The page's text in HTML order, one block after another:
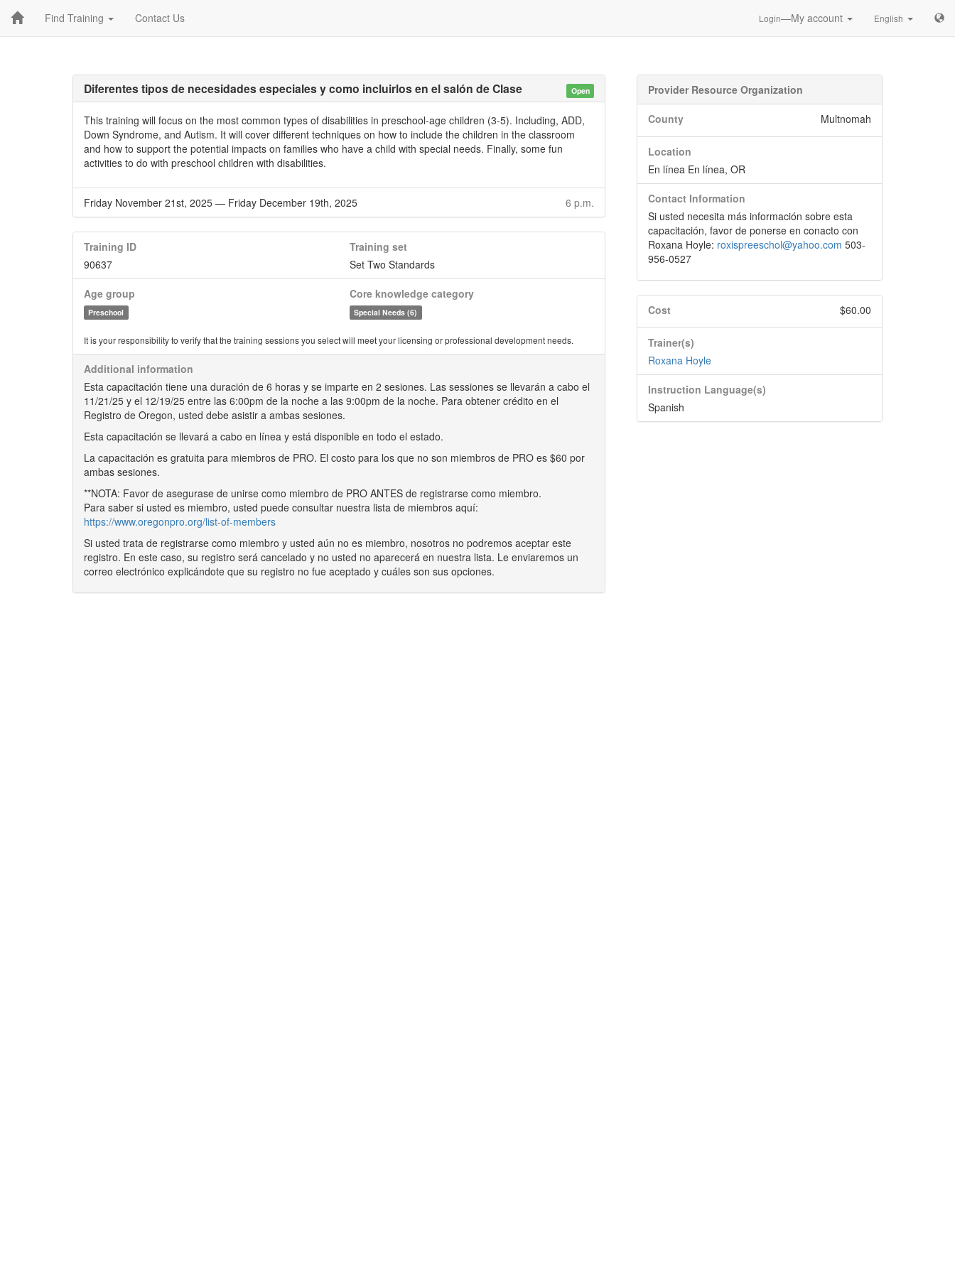
Find Training Contact Us Login—My account English
Open
Diferentes tipos de necesidades especiales y como incluirlos en el salón de Clase
This training will focus on the most common types of disabilities in preschool-age children (3-5). Including, ADD,
Down Syndrome, and Autism. It will cover different techniques on how to include the children in the classroom
and how to support the potential impacts on families who have a child with special needs. Finally, some fun
activities to do with preschool children with disabilities.
Friday November 21st, 2025 — Friday December 19th, 2025 6 p.m.
Training ID
90637
Training set
Set Two Standards
Age group
Preschool
Core knowledge category
Special Needs (6)
It is your responsibility to verify that the training sessions you select will meet your licensing or professional development needs.
Additional information
Esta capacitación tiene una duración de 6 horas y se imparte en 2 sesiones. Las sessiones se llevarán a cabo el
11/21/25 y el 12/19/25 entre las 6:00pm de la noche a las 9:00pm de la noche. Para obtener crédito en el
Registro de Oregon, usted debe asistir a ambas sesiones.
Esta capacitación se llevará a cabo en línea y está disponible en todo el estado.
La capacitación es gratuita para miembros de PRO. El costo para los que no son miembros de PRO es $60 por
ambas sesiones.
**NOTA: Favor de asegurase de unirse como miembro de PRO ANTES de registrarse como miembro.
Para saber si usted es miembro, usted puede consultar nuestra lista de miembros aquí:
https://www.oregonpro.org/list-of-members
Si usted trata de registrarse como miembro y usted aún no es miembro, nosotros no podremos aceptar este
registro. En este caso, su registro será cancelado y no usted no aparecerá en nuestra lista. Le enviaremos un
correo electrónico explicándote que su registro no fue aceptado y cuáles son sus opciones.
Provider Resource Organization
County Multnomah
Location
En línea En línea, OR
Contact Information
Si usted necesita más información sobre esta
capacitación, favor de ponerse en conacto con
Roxana Hoyle: roxispreeschol@yahoo.com 503-
956-0527
Cost $60.00
Trainer(s)
Roxana Hoyle
Instruction Language(s)
Spanish